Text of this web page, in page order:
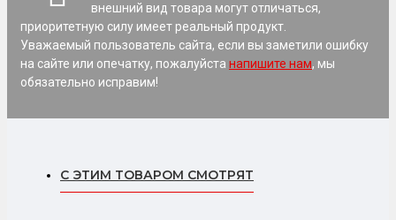
внешний вид товара могут отличаться,
приоритетную силу имеет реальный продукт.
Уважаемый пользователь сайта, если вы заметили ошибку
на сайте или опечатку, пожалуйста напишите нам, мы
обязательно исправим!
С ЭТИМ ТОВАРОМ СМОТРЯТ